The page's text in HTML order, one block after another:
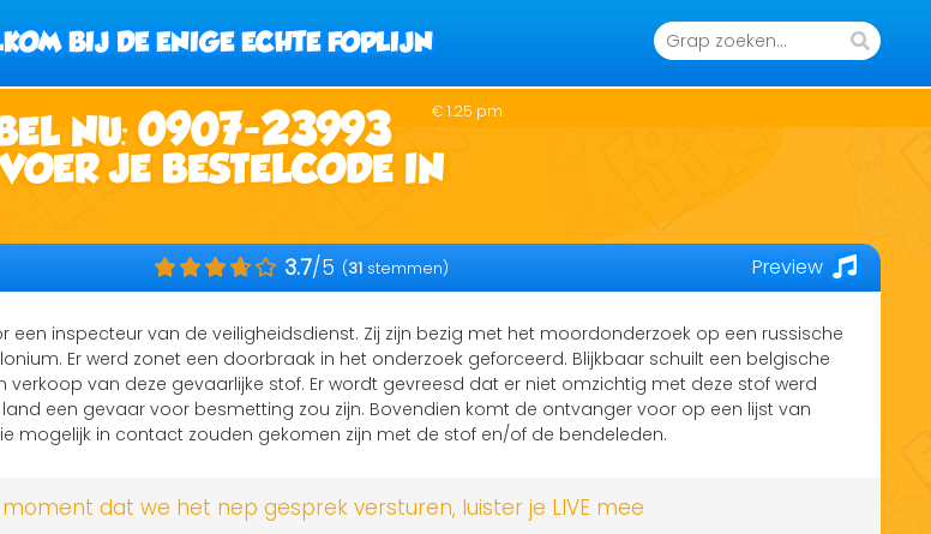
BIJ DE ENIGE ECHTE FOPLIJN
NU: 0907-23993
JE BESTELCODE IN
€ 1.25 pm
3.7/5 (31stemmen) Preview
inspecteur van de veiligheidsdienst. Zij zijn bezig met het moordonderzoek op een russische
Er werd zonet een doorbraak in het onderzoek geforceerd. Blijkbaar schuilt een belgische
van deze gevaarlijke stof. Er wordt gevreesd dat er niet omzichtig met deze stof werd
een gevaar voor besmetting zou zijn. Bovendien komt de ontvanger voor op een lijst van
mogelijk in contact zouden gekomen zijn met de stof en/of de bendeleden.
dat we het nep gesprek versturen, luister je LIVE mee